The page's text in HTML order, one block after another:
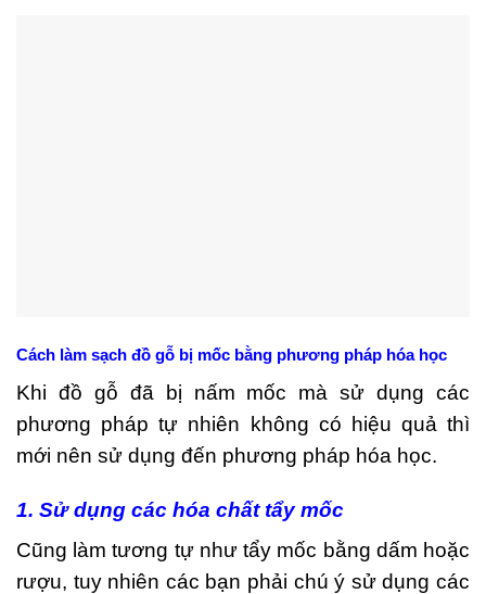
Cách làm sạch đồ gỗ bị mốc bằng phương pháp hóa học
Khi đồ gỗ đã bị nấm mốc mà sử dụng các
phương pháp tự nhiên không có hiệu quả thì
mới nên sử dụng đến phương pháp hóa học.
1. Sử dụng các hóa chất tẩy mốc
Cũng làm tương tự như tẩy mốc bằng dấm hoặc
rượu, tuy nhiên các bạn phải chú ý sử dụng các